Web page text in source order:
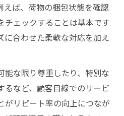
ば、荷物の梱包状態を確認
チェックすることは基本です
合わせた柔軟な対応を加え
能な限り尊重したり、特別な
るなど、顧客目線でのサービ
がリピート率の向上につなが